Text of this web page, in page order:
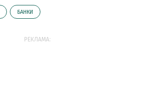
БАНКИ
РЕКЛАМА: